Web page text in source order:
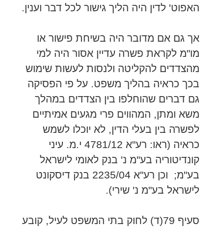
האפוט' לדין היה הליך גישור לכל דבר וענין.
אך גם אם מדובר היה בשיחת פישור או
מו"מ לקראת פשרה עדיין אסור היה למי
מהצדדים להקליטה ולנסות לעשות שימוש
בכך כראיה בהליך משפט. על פי הפסיקה
גם דברים שהוחלפו בין הצדדים במהלך
משא ומתן, המהווים פרי מגעים אמיתיים
לפשרה בין בעלי הדין, לא יוכלו לשמש
כראיה (ראו: רע"א 4781/12 י.מ. עיני
קונדיטוריה בע"מ נ' בנק לאומי לישראל
בע"מ; וכן רע"א 2235/04 בנק דיסקונט
לישראל בע"מ נ' שירי).
סעיף 79(ד) לחוק בתי המשפט לעיל, קובע